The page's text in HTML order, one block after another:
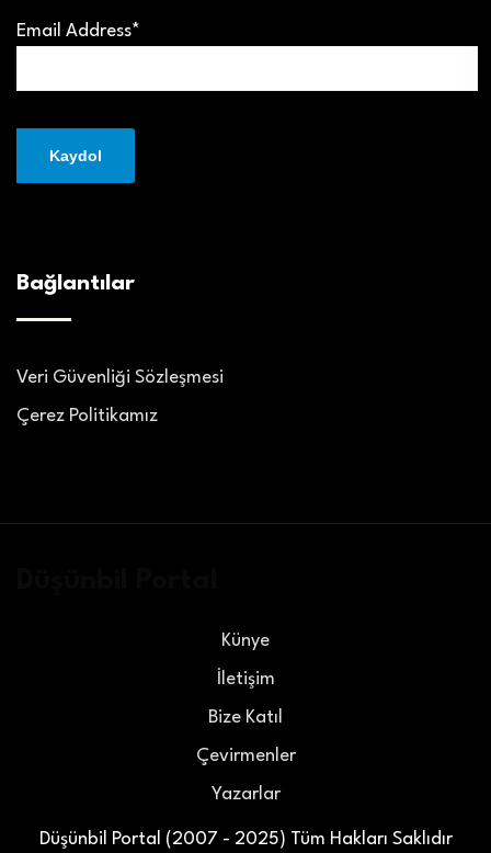
Email Address*
Bağlantılar
Veri Güvenliği Sözleşmesi
Çerez Politikamız
Düşünbil Portal (2007 - 2025) Tüm Hakları Saklıdır
Künye
İletişim
Bize Katıl
Çevirmenler
Yazarlar